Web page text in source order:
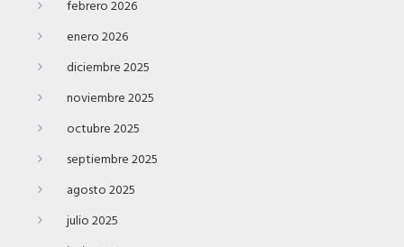
febrero 2026
enero 2026
diciembre 2025
noviembre 2025
octubre 2025
septiembre 2025
agosto 2025
julio 2025